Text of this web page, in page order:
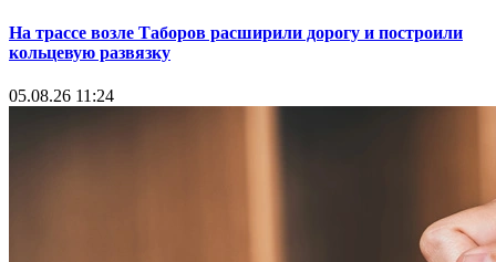
На трассе возле Таборов расширили дорогу и построили
кольцевую развязку
05.08.26 11:24